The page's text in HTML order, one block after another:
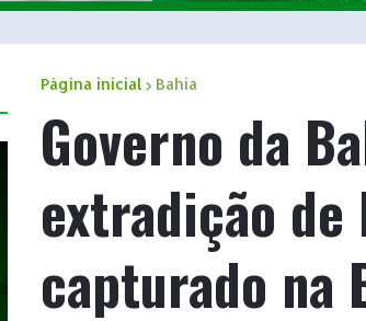
Página inicial Bahia
Governo da
extradição
capturado na